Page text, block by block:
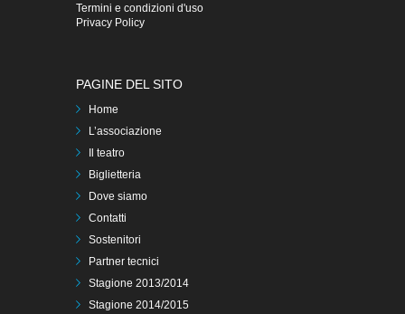
Termini e condizioni d'uso
Privacy Policy
PAGINE DEL SITO
Home
L’associazione
Il teatro
Biglietteria
Dove siamo
Contatti
Sostenitori
Partner tecnici
Stagione 2013/2014
Stagione 2014/2015